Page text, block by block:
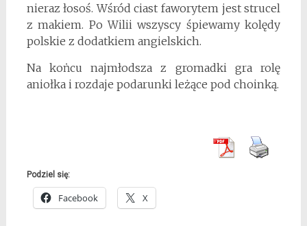
nieraz łosoś. Wśród ciast faworytem jest strucel
z makiem. Po Wilii wszyscy śpiewamy kolędy
polskie z dodatkiem angielskich.
Na koṅcu najmłodsza z gromadki gra rolę
aniołka i rozdaje podarunki leżące pod choinką.
Podziel się:
Facebook X